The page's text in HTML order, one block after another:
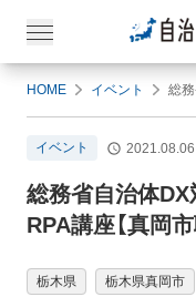
HOME イベント
イベント 2021.08.06
総務省自治体DX
RPA講座【真岡
栃木県 栃木県真岡市